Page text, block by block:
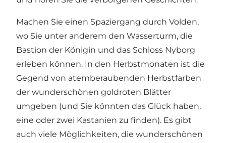
Machen Sie einen Spaziergang durch Volden,
wo Sie unter anderem den Wasserturm, die
Bastion der Königin und das Schloss Nyborg
erleben können. In den Herbstmonaten ist die
Gegend von atemberaubenden Herbstfarben
der wunderschönen goldroten Blätter
umgeben (und Sie könnten das Glück haben,
eine oder zwei Kastanien zu finden). Es gibt
auch viele Möglichkeiten, die wunderschönen